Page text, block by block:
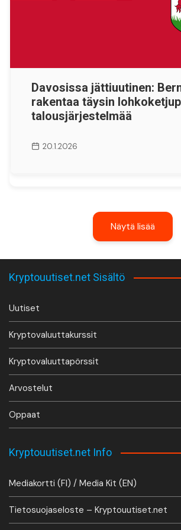
Davosissa jättiuutinen:
rakentaa täysin
talousjärjestelmää
20.1.2026
Näytä lisää
Kryptouutiset.net Sisältö
Uutiset
Kryptovaluuttakurssit
Kryptovaluuttapörssit
Arvostelut
Oppaat
Kryptouutiset.net Info
Mediakortti (FI) / Media Kit (EN)
Tietosuojaseloste – Kryptouutiset.net